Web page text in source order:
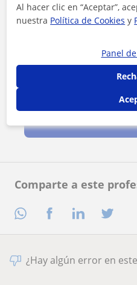
Comparte a este
¿Hay algún error en
Al hacer clic en “Aceptar”,
nuestra Política de Cookies y
Panel